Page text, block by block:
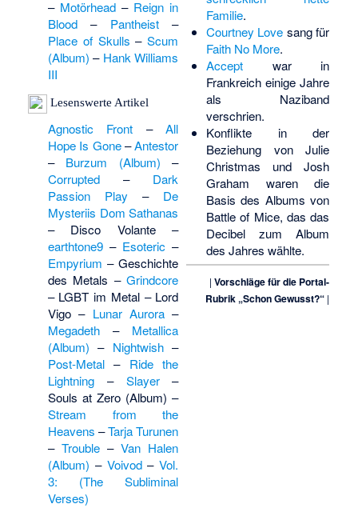
– Motörhead– Reign in
Blood– Pantheist–
Place of Skulls –Scum
(Album) – Hank Williams
III
Lesenswerte Artikel
Agnostic Front –All
Hope Is Gone–Antestor
– Burzum (Album) –
Corrupted– Dark
Passion Play – De
Mysteriis Dom Sathanas
– Disco Volante–
earthtone9– Esoteric –
Empyrium –Geschichte
des Metals –Grindcore
– LGBT im Metal– Lord
Vigo– Lunar Aurora–
Megadeth– Metallica
(Album) – Nightwish–
Post-Metal– Ride the
Lightning– Slayer–
Souls at Zero (Album) –
Stream from the
Heavens –Tarja Turunen
– Trouble–Van Halen
(Album) – Voivod–Vol.
3: (The Subliminal
Verses)
Familie.
Courtney Love sang für
Faith No More.
Acceptwar in
Frankreich einige Jahre
als Naziband
verschrien.
Konflikte in der
Beziehung vonJulie
Christmas und Josh
Graham waren die
Basis des Albums von
Battle of Mice, das das
Decibel zum Album
des Jahres wählte.
|Vorschläge für die Portal-
Rubrik „Schon Gewusst?“ |